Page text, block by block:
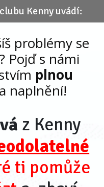
Kenny uvádí:
problémy se
Pojď s námi
plnou
naplnění!
z Kenny
ti pomůže